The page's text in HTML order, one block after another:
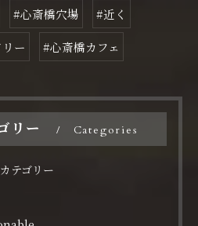
#心斎橋穴場
#近く
ー
#心斎橋カフェ
リー Categories
テゴリー